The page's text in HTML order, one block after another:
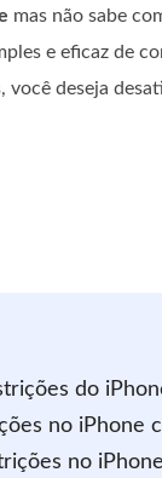
mas não sabe
e eficaz de
deseja
do
no iPhone
no